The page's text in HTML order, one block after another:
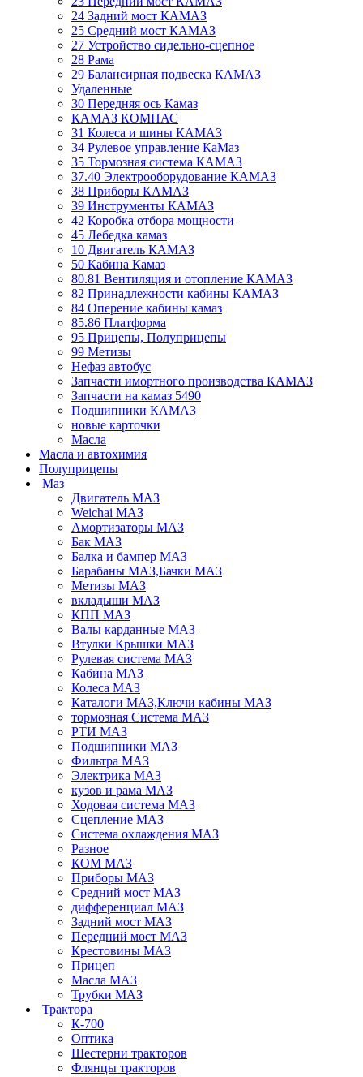
24 Задний мост КАМАЗ
25 Средний мост КАМАЗ
27 Устройство сидельно-сцепное
28 Рама
29 Балансирная подвеска КАМАЗ
Удаленные
30 Передняя ось Камаз
КАМАЗ КОМПАС
31 Колеса и шины КАМАЗ
34 Рулевое управление КаМаз
35 Тормозная система КАМАЗ
37.40 Электрооборудование КАМАЗ
38 Приборы КАМАЗ
39 Инструменты КАМАЗ
42 Коробка отбора мощности
45 Лебедка камаз
10 Двигатель КАМАЗ
50 Кабина Камаз
80.81 Вентиляция и отопление КАМАЗ
82 Принадлежности кабины КАМАЗ
84 Оперение кабины камаз
85.86 Платформа
95 Прицепы, Полуприцепы
99 Метизы
Нефаз автобус
Запчасти имортного производства КАМАЗ
Запчасти на камаз 5490
Подшипники КАМАЗ
новые карточки
Масла
Масла и автохимия
Полуприцепы
Маз
Двигатель МАЗ
Weichai МАЗ
Амортизаторы МАЗ
Бак МАЗ
Балка и бампер МАЗ
Барабаны МАЗ,Бачки МАЗ
Метизы МАЗ
вкладыши МАЗ
КПП МАЗ
Валы карданные МАЗ
Втулки Крышки МАЗ
Рулевая система МАЗ
Кабина МАЗ
Колеса МАЗ
Каталоги МАЗ,Ключи кабины МАЗ
тормозная Система МАЗ
РТИ МАЗ
Подшипники МАЗ
Фильтра МАЗ
Электрика МАЗ
кузов и рама МАЗ
Ходовая система МАЗ
Сцепление МАЗ
Система охлаждения МАЗ
Разное
КОМ МАЗ
Приборы МАЗ
Средний мост МАЗ
дифференциал МАЗ
Задний мост МАЗ
Передний мост МАЗ
Крестовины МАЗ
Прицеп
Масла МАЗ
Трубки МАЗ
Трактора
К-700
Оптика
Шестерни тракторов
Флянцы тракторов